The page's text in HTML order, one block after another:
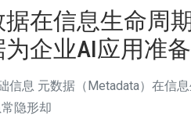
据在信息生命周
为企业AI应用准
信息 元数据（Metadata）在信
隐形却